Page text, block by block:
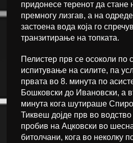
придонесе теренот да стане
премногу лизгав, а на
застоена вода која го
транзитирање на топката.
Пелистер прв се осоколи по
испитување на силите, па
првата во 8. минута по
Бошковски до Ивановски, а
минута кога шутираше
Тиквеш дојде прв во
пробив на Ацковски во
битолчани, кога во неколку